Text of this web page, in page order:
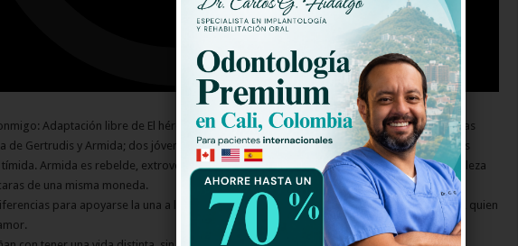
Adaptación libre de El héroe discreto, libro del premio nobel peruano Mario Vargas
de Gertrudis y Armida; dos jóvenes hermanas con personalidades opuestas. Gertrudis es
Armida es rebelde, extrovertida, segura de sí misma, impulsiva y dueña de una belleza
de una misma moneda.
para apoyarse la una a la otra tras quedar huérfanas y a cargo de su tía Luzmila, quien